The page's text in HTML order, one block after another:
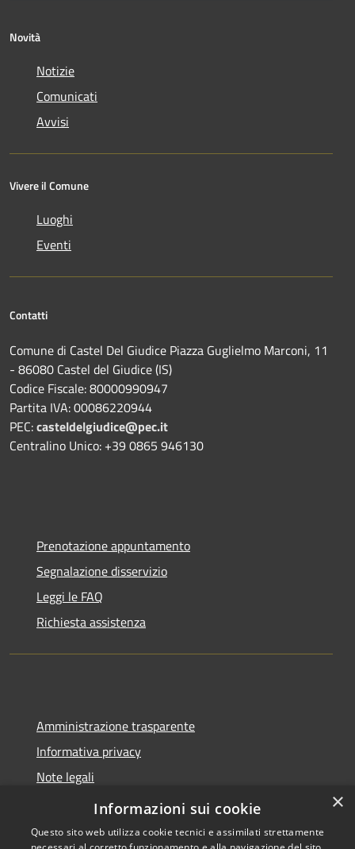
Novità
Notizie
Comunicati
Avvisi
Vivere il Comune
Luoghi
Eventi
Contatti
Comune di Castel Del Giudice Piazza Guglielmo Marconi, 11
- 86080 Castel del Giudice (IS)
Codice Fiscale: 80000990947
Partita IVA: 00086220944
PEC:casteldelgiudice@pec.it
Centralino Unico: +39 0865 946130
Prenotazione appuntamento
Segnalazione disservizio
Leggi le FAQ
Richiesta assistenza
Amministrazione trasparente
Informativa privacy
Note legali
Dichiarazione di accessibilità
×
Informazioni sui cookie
Questo sito web utilizza cookie tecnici e assimilati strettamente